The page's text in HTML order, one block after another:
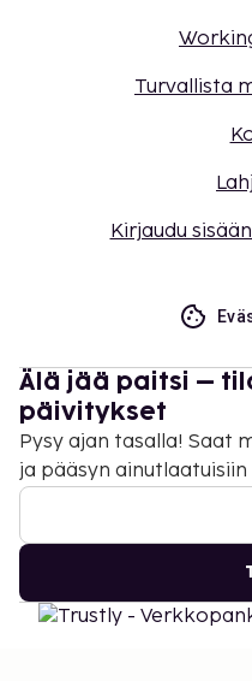
Turvallista
Kirjaudu
Älä jää paitsi –
päivitykset
Pysy ajan tasalla! Saat
ja pääsyn